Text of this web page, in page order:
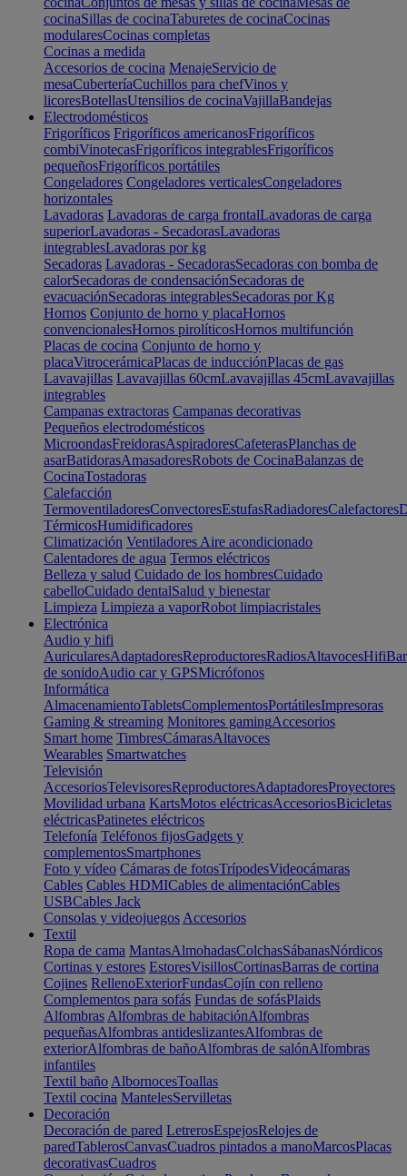
cocinaSillas de cocinaTaburetes de cocinaCocinas
modularesCocinas completas
Cocinas a medida
Accesorios de cocina MenajeServicio de
mesaCuberteríaCuchillos para chefVinos y
licoresBotellasUtensilios de cocinaVajillaBandejas
Electrodomésticos
Frigoríficos Frigoríficos americanosFrigoríficos
combiVinotecasFrigoríficos integrablesFrigoríficos
pequeñosFrigoríficos portátiles
Congeladores Congeladores verticalesCongeladores
horizontales
Lavadoras Lavadoras de carga frontalLavadoras de carga
superiorLavadoras - SecadorasLavadoras
integrablesLavadoras por kg
Secadoras Lavadoras - SecadorasSecadoras con bomba de
calorSecadoras de condensaciónSecadoras de
evacuaciónSecadoras integrablesSecadoras por Kg
Hornos Conjunto de horno y placaHornos
convencionalesHornos pirolíticosHornos multifunción
Placas de cocina Conjunto de horno y
placaVitrocerámicaPlacas de inducciónPlacas de gas
Lavavajillas Lavavajillas 60cmLavavajillas 45cmLavavajillas
integrables
Campanas extractoras Campanas decorativas
Pequeños electrodomésticos
MicroondasFreidorasAspiradoresCafeterasPlanchas de
asarBatidorasAmasadoresRobots de CocinaBalanzas de
CocinaTostadoras
Calefacción
TermoventiladoresConvectoresEstufasRadiadoresCalefactores
TérmicosHumidificadores
Climatización Ventiladores Aire acondicionado
Calentadores de agua Termos eléctricos
Belleza y salud Cuidado de los hombresCuidado
cabelloCuidado dentalSalud y bienestar
Limpieza Limpieza a vaporRobot limpiacristales
Electrónica
Audio y hifi
AuricularesAdaptadoresReproductoresRadiosAltavocesHifi
de sonidoAudio car y GPSMicrófonos
Informática
AlmacenamientoTabletsComplementosPortátilesImpresoras
Gaming & streaming Monitores gamingAccesorios
Smart home TimbresCámarasAltavoces
Wearables Smartwatches
Televisión
AccesoriosTelevisoresReproductoresAdaptadoresProyectores
Movilidad urbana KartsMotos eléctricasAccesoriosBicicletas
eléctricasPatinetes eléctricos
Telefonía Teléfonos fijosGadgets y
complementosSmartphones
Foto y vídeo Cámaras de fotosTrípodesVideocámaras
Cables Cables HDMICables de alimentaciónCables
USBCables Jack
Consolas y videojuegos Accesorios
Textil
Ropa de cama MantasAlmohadasColchasSábanasNórdicos
Cortinas y estores EstoresVisillosCortinasBarras de cortina
Cojines RellenoExteriorFundasCojín con relleno
Complementos para sofás Fundas de sofásPlaids
Alfombras Alfombras de habitaciónAlfombras
pequeñasAlfombras antideslizantesAlfombras de
exteriorAlfombras de bañoAlfombras de salónAlfombras
infantiles
Textil baño AlbornocesToallas
Textil cocina MantelesServilletas
Decoración
Decoración de pared LetrerosEspejosRelojes de
paredTablerosCanvasCuadros pintados a manoMarcosPlacas
decorativasCuadros